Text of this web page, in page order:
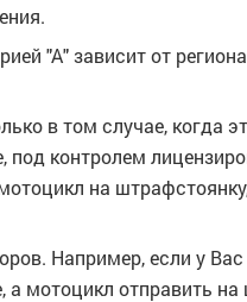
"А" зависит от
в том случае, когда
контролем
на
Например, если у
мотоцикл отправить